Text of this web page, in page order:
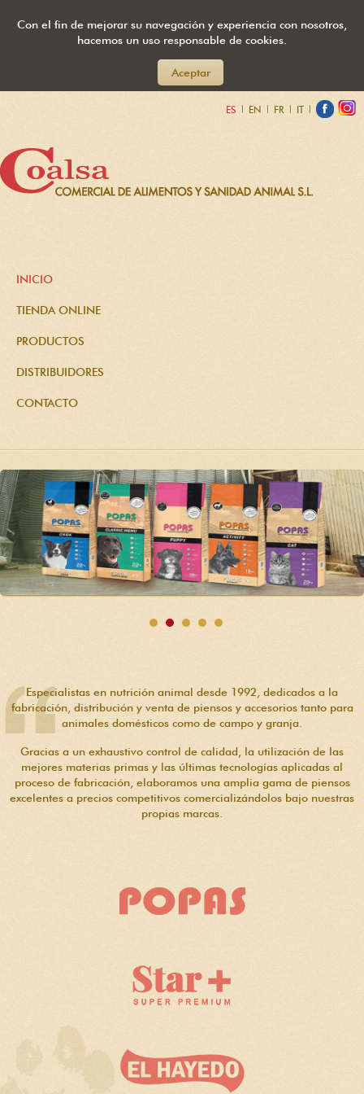
Con el fin de mejorar su navegación y experiencia con nosotros,
hacemos un uso responsable de cookies.
Aceptar
|
IT
|
FR
|
EN
|
ES
INICIO
TIENDA ONLINE
PRODUCTOS
DISTRIBUIDORES
CONTACTO
Especialistas en nutrición animal desde 1992, dedicados a la
fabricación, distribución y venta de piensos y accesorios tanto para
animales domésticos como de campo y granja.
Gracias a un exhaustivo control de calidad, la utilización de las
mejores materias primas y las últimas tecnologías aplicadas al
proceso de fabricación, elaboramos una amplia gama de piensos
excelentes a precios competitivos comercializándolos bajo nuestras
propias marcas.